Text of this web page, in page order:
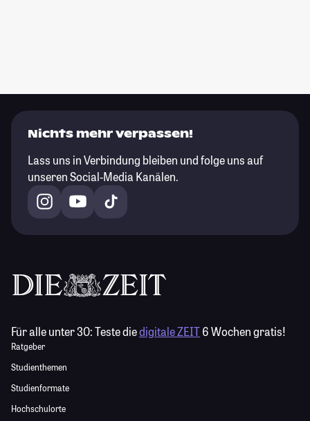
Nichts mehr verpassen!
Lass uns in Verbindung bleiben und folge uns auf
unseren Social-Media Kanälen.
Für alle unter 30:Teste diedigitale ZEIT6 Wochen gratis!
Ratgeber
Studienthemen
Studienformate
Hochschulorte